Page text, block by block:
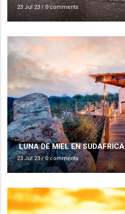
23 Jul 23/ 0 comments
LUNA DE MIEL EN SUDAFRICA
23 Jul 23/0 comments